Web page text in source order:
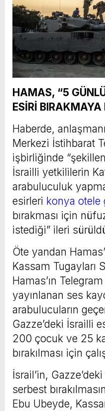
HAMAS, “5
ESİRİ
Haberde,
Merkezi İstihbarat
işbirliğinde
İsrailli yetkililerin
arabuluculuk
esirleri konya otele
bırakması için
istediği” ileri
Öte yandan
Kassam Tugayları
Hamas’ın
yayınlanan ses
arabulucuların
Gazze’deki İsrailli
200 çocuk ve 25
bırakılması için
İsrail’in,
serbest
Ebu Ubeyde,